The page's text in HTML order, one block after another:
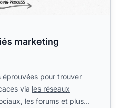
marketing
pour trouver
via les réseaux
les forums et plus